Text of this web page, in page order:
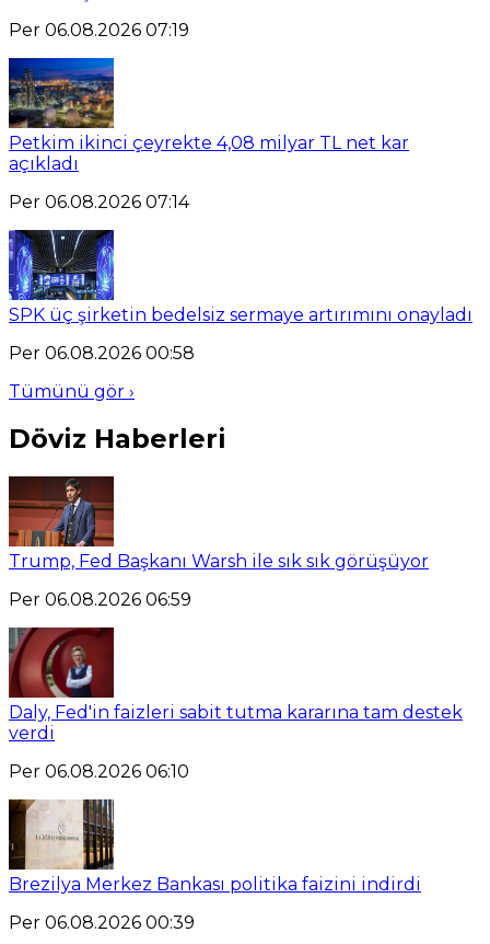
Per 06.08.2026 07:19
Petkim ikinci çeyrekte 4,08 milyar TL net kar
açıkladı
Per 06.08.2026 07:14
SPK üç şirketin bedelsiz sermaye artırımını onayladı
Per 06.08.2026 00:58
Tümünü gör ›
Döviz Haberleri
Trump, Fed Başkanı Warsh ile sık sık görüşüyor
Per 06.08.2026 06:59
Daly, Fed'in faizleri sabit tutma kararına tam destek
verdi
Per 06.08.2026 06:10
Brezilya Merkez Bankası politika faizini indirdi
Per 06.08.2026 00:39